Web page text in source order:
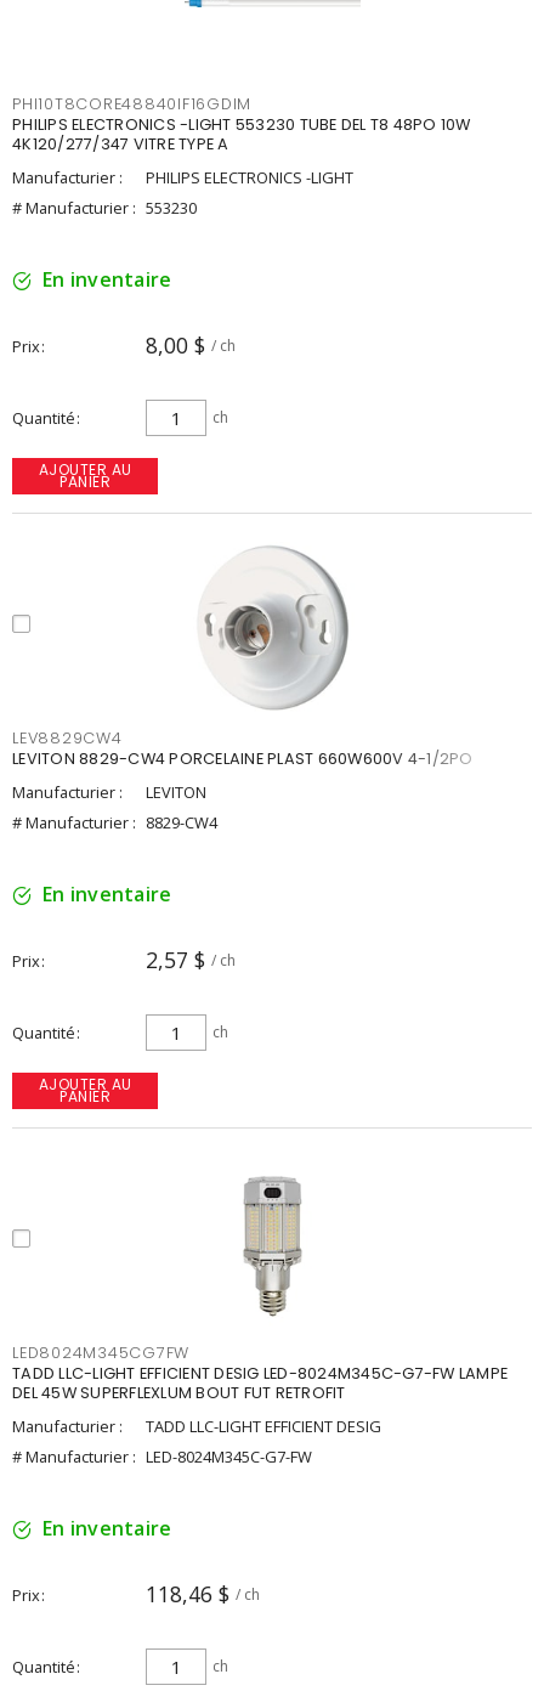
PHI10T8CORE48840IF16GDIM
PHILIPS ELECTRONICS -LIGHT 553230 TUBE DEL T8 48PO 10W
4K120/277/347 VITRE TYPE A
Manufacturier :
PHILIPS ELECTRONICS -LIGHT
# Manufacturier : 553230
En inventaire
Prix 8,00 $ / ch
Quantité ch
AJOUTER AU
PANIER
LEV8829CW4
LEVITON 8829-CW4 PORCELAINE PLAST 660W600V 4-1/2PO
Manufacturier :
LEVITON
# Manufacturier : 8829-CW4
En inventaire
Prix 2,57 $ / ch
Quantité ch
AJOUTER AU
PANIER
LED8024M345CG7FW
TADD LLC-LIGHT EFFICIENT DESIG LED-8024M345C-G7-FW LAMPE
DEL 45W SUPERFLEXLUM BOUT FUT RETROFIT
Manufacturier :
TADD LLC-LIGHT EFFICIENT DESIG
# Manufacturier : LED-8024M345C-G7-FW
En inventaire
Prix 118,46 $ / ch
Quantité ch